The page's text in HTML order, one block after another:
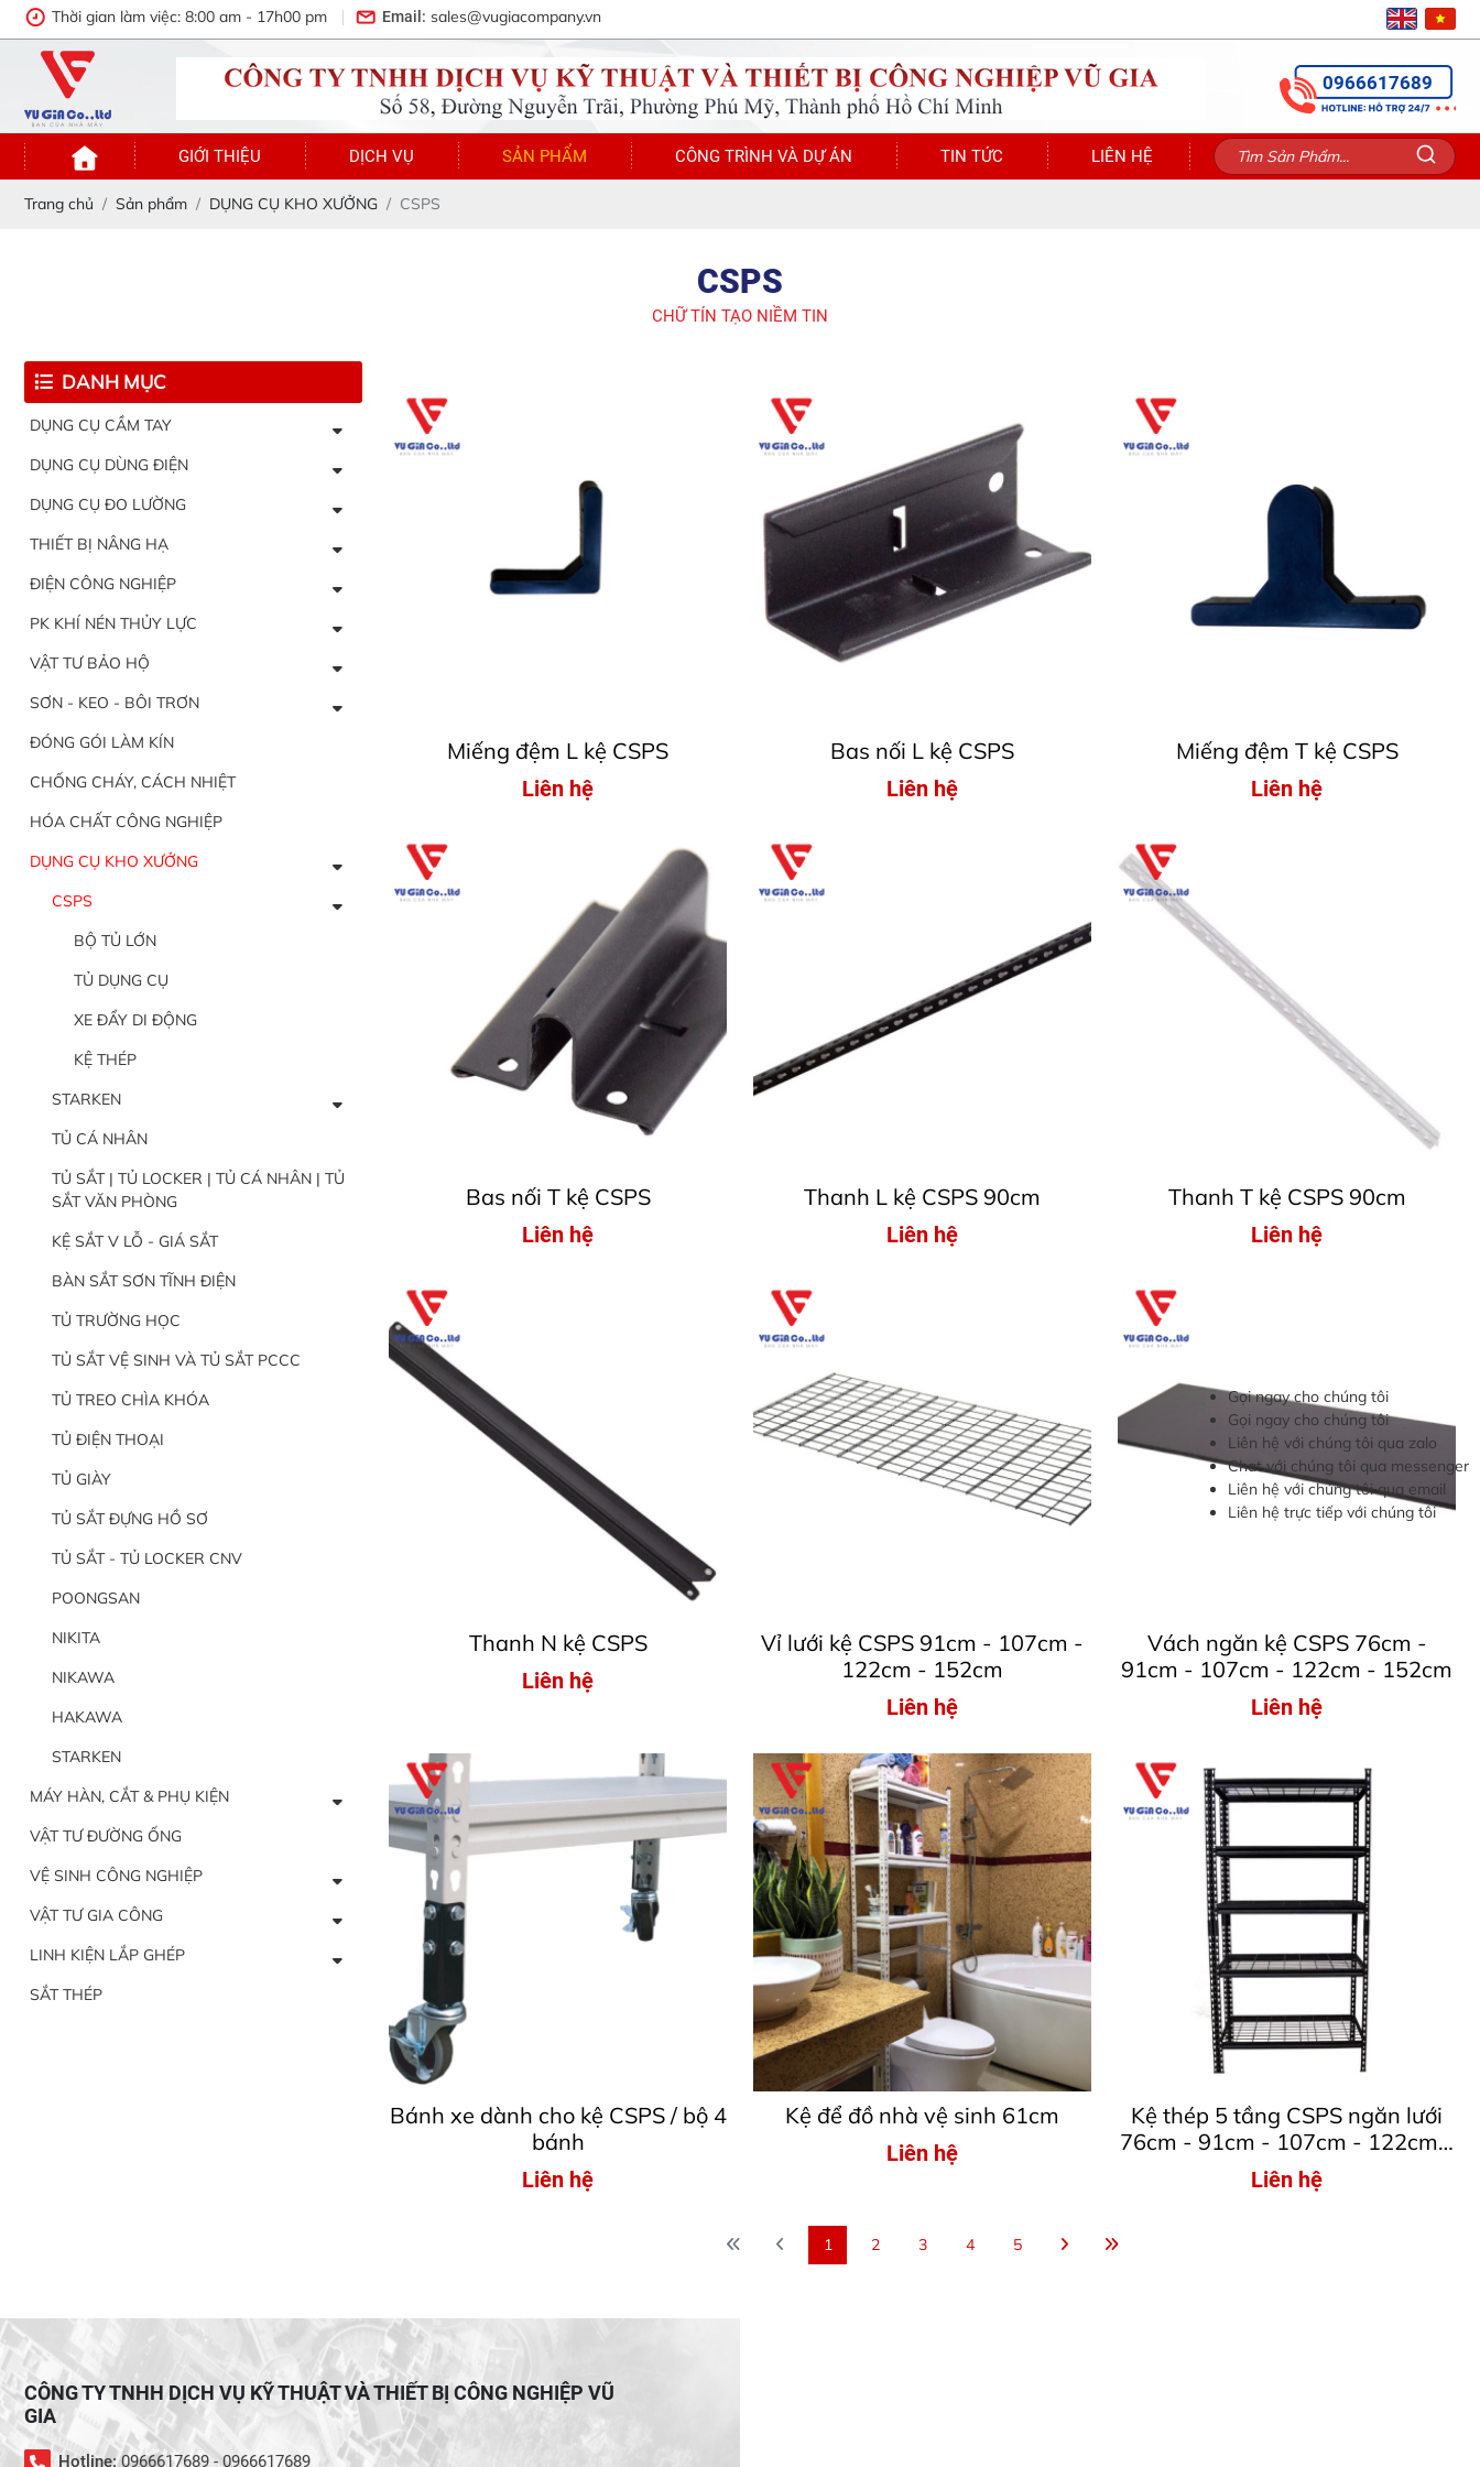
Thời gian làm việc: 8:00 am - 17h00 pm Email: sales@vugiacompany.vn
0966617689
GIỚI THIỆU DỊCH VỤ SẢN PHẨM CÔNG TRÌNH VÀ DỰ ÁN TIN TỨC LIÊN HỆ
Trang chủ Sản phẩm DỤNG CỤ KHO XƯỞNG CSPS
CSPS
CHỮ TÍN TẠO NIỀM TIN
DANH MỤC
DỤNG CỤ CẦM TAY
DỤNG CỤ DÙNG ĐIỆN
DỤNG CỤ ĐO LƯỜNG
THIẾT BỊ NÂNG HẠ
ĐIỆN CÔNG NGHIỆP
PK KHÍ NÉN THỦY LỰC
VẬT TƯ BẢO HỘ
SƠN - KEO - BÔI TRƠN
ĐÓNG GÓI LÀM KÍN
CHỐNG CHÁY, CÁCH NHIỆT
HÓA CHẤT CÔNG NGHIỆP
DỤNG CỤ KHO XƯỞNG
CSPS
BỘ TỦ LỚN
TỦ DỤNG CỤ
XE ĐẨY DI ĐỘNG
KỆ THÉP
STARKEN
TỦ CÁ NHÂN
TỦ SẮT | TỦ LOCKER | TỦ CÁ NHÂN | TỦ
SẮT VĂN PHÒNG
KỆ SẮT V LỖ - GIÁ SẮT
BÀN SẮT SƠN TĨNH ĐIỆN
TỦ TRƯỜNG HỌC
TỦ SẮT VỆ SINH VÀ TỦ SẮT PCCC
TỦ TREO CHÌA KHÓA
TỦ ĐIỆN THOẠI
TỦ GIÀY
TỦ SẮT ĐỰNG HỒ SƠ
TỦ SẮT - TỦ LOCKER CNV
POONGSAN
NIKITA
NIKAWA
HAKAWA
STARKEN
MÁY HÀN, CẮT & PHỤ KIỆN
VẬT TƯ ĐƯỜNG ỐNG
VỆ SINH CÔNG NGHIỆP
VẬT TƯ GIA CÔNG
LINH KIỆN LẮP GHÉP
SẮT THÉP
Miếng đệm L kệ CSPS
Liên hệ
Bas nối L kệ CSPS
Liên hệ
Miếng đệm T kệ CSPS
Liên hệ
Bas nối T kệ CSPS
Liên hệ
Thanh L kệ CSPS 90cm
Liên hệ
Thanh T kệ CSPS 90cm
Liên hệ
Thanh N kệ CSPS
Liên hệ
Vỉ lưới kệ CSPS 91cm - 107cm -
122cm - 152cm
Liên hệ
Vách ngăn kệ CSPS 76cm -
91cm - 107cm - 122cm - 152cm
Liên hệ
Bánh xe dành cho kệ CSPS / bộ 4
bánh
Liên hệ
Kệ để đồ nhà vệ sinh 61cm
Liên hệ
Kệ thép 5 tầng CSPS ngăn lưới
76cm - 91cm - 107cm - 122cm -
152cm
Liên hệ
1 2 3 4 5
CÔNG TY TNHH DỊCH VỤ KỸ THUẬT VÀ THIẾT BỊ CÔNG NGHIỆP VŨ
GIA
Hotline:0966617689 - 0966617689
Gọi ngay cho chúng tôi
Gọi ngay cho chúng tôi
Liên hệ với chúng tôi qua zalo
Chat với chúng tôi qua messenger
Liên hệ với chúng tôi qua email
Liên hệ trực tiếp với chúng tôi